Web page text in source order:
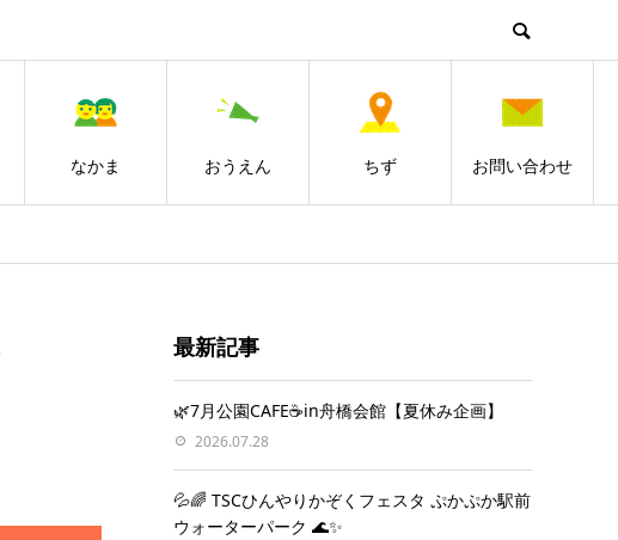
なかま おうえん ちず お問い合わせ
最新記事
🌿7月公園CAFE☕️in舟橋会館【夏休み企画】
2026.07.28
💦🌈 TSCひんやりかぞくフェスタ ぷかぷか駅前
ウォーターパーク 🌊✨